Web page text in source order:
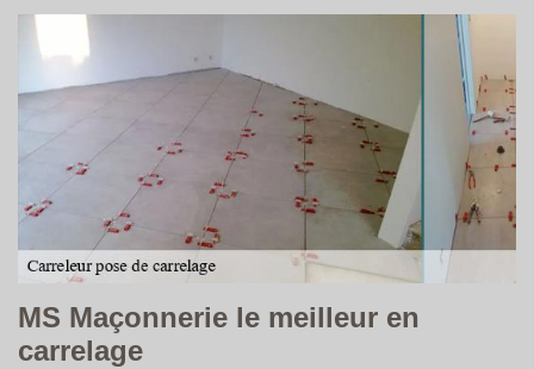
MS Maçonnerie le meilleur en
carrelage